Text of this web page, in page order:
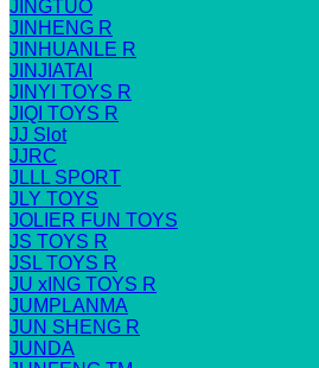
JINGTUO
JINHENG R
JINHUANLE R
JINJIATAI
JINYI TOYS R
JIQI TOYS R
JJ Slot
JJRC
JLLL SPORT
JLY TOYS
JOLIER FUN TOYS
JS TOYS R
JSL TOYS R
JU xING TOYS R
JUMPLANMA
JUN SHENG R
JUNDA